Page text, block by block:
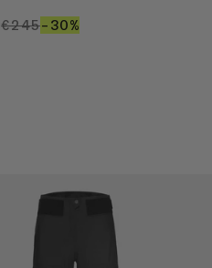
€171.50
€245€245
–30%